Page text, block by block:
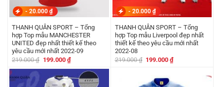
- 20.000 ₫
THANH QUÂN SPORT – Tổng
hợp Top mẫu MANCHESTER
UNITED đẹp nhất thiết kế theo
yêu cầu mới nhất 2022-09
219.000₫ Giá
là:
219.000 ₫.
199.000 ₫Giá
hiện
tại
là:
199.000 ₫.
- 20.000 ₫
THANH QUÂN SPORT – Tổng
hợp Top mẫu Liverpool đẹp nhất
thiết kế theo yêu cầu mới nhất
2022-08
219.000₫ Giá
219.000 ₫.
199.000₫Giá
199.000 ₫.